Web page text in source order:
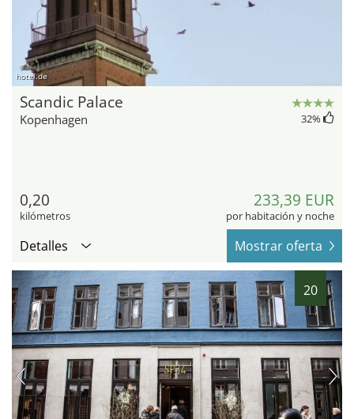
hotel.de
Scandic Palace
Kopenhagen 32%
0,20
kilómetros
233,39 EUR
por habitación y noche
Detalles Mostrar oferta
20